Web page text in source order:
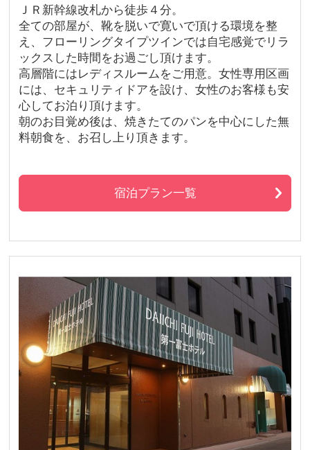
ＪＲ新幹線改札から徒歩４分。
全ての部屋が、靴を脱いで寛いで頂ける環境を整
え、フローリングタイプツインでは自宅感覚でリラ
ックスした時間をお過ごし頂けます。
高層階にはレディスルームをご用意。女性専用区画
には、セキュリティドアを設け、女性のお客様も安
心してお泊り頂けます。
朝のお目覚め後は、焼きたてのパンを中心にした無
料朝食を、お召し上り頂きます。
宿泊プラン一覧